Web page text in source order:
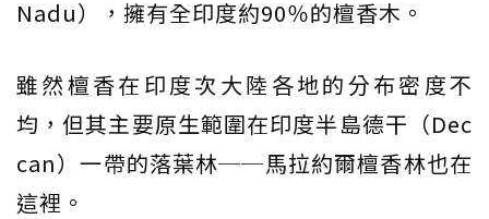
Nadu），擁有全印度約90％的檀香木。
雖然檀香在印度次大陸各地的分布密度不
均，但其主要原生範圍在印度半島德干（Dec
can）一帶的落葉林──馬拉約爾檀香林也在
這裡。